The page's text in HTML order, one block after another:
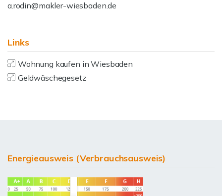
a.rodin@makler-wiesbaden.de
Links
Wohnung kaufen in Wiesbaden
Geldwäschegesetz
Energieausweis (Verbrauchsausweis)